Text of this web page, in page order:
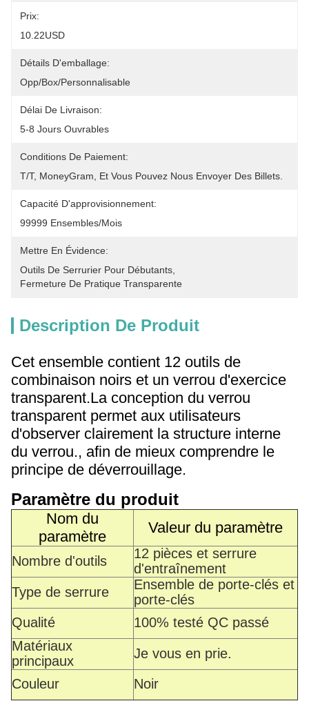
Prix:
10.22USD
Détails D'emballage:
Opp/Box/Personnalisable
Délai De Livraison:
5-8 Jours Ouvrables
Conditions De Paiement:
T/T, MoneyGram, Et Vous Pouvez Nous Envoyer Des Billets.
Capacité D'approvisionnement:
99999 Ensembles/mois
Mettre En Évidence:
Outils De Serrurier Pour Débutants
Fermeture De Pratique Transparente
Description De Produit
Cet ensemble contient 12 outils de
combinaison noirs et un verrou d'exercice
transparent.La conception du verrou
transparent permet aux utilisateurs
d'observer clairement la structure interne
du verrou., afin de mieux comprendre le
principe de déverrouillage.
Paramètre du produit
Nom du
paramètre
Valeur du paramètre
Nombre d'outils
12 pièces et serrure
d'entraînement
Type de serrure
Ensemble de porte-clés et
porte-clés
Qualité
100% testé QC passé
Matériaux
principaux
Je vous en prie.
Couleur
Noir